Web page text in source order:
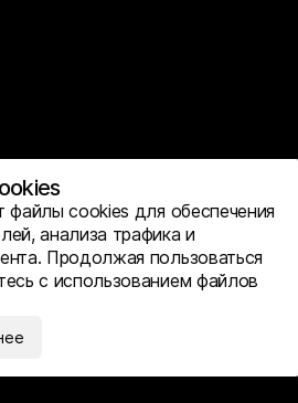
проект
файлы cookies для обеспечения
анализа трафика и
Продолжая пользоваться
с использованием файлов